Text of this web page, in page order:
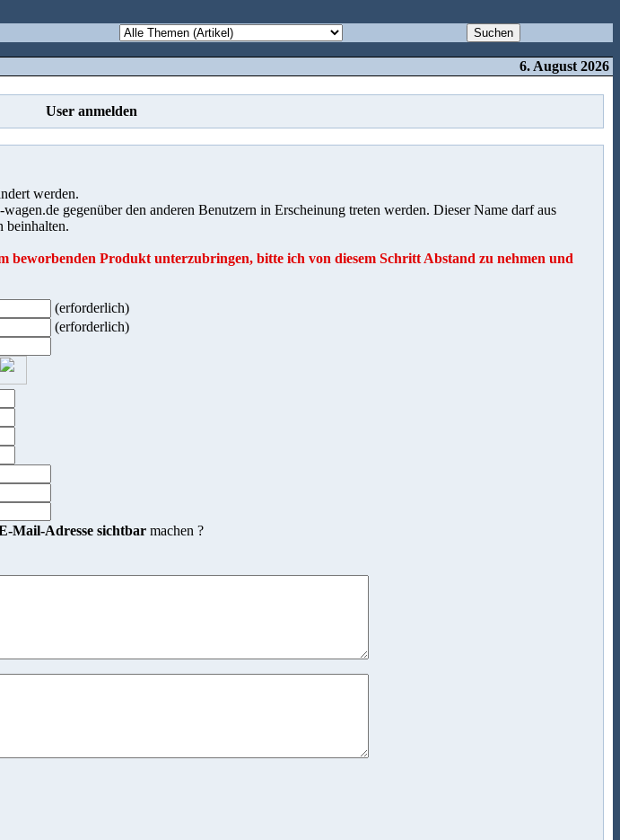
6. August 2026
User anmelden
werden.
gegenüber den anderen Benutzern in Erscheinung treten werden. Dieser Name darf aus
beinhalten.
beworbenden Produkt unterzubringen, bitte ich von diesem Schritt Abstand zu nehmen und
(erforderlich)
(erforderlich)
Mail-Adresse sichtbar machen ?